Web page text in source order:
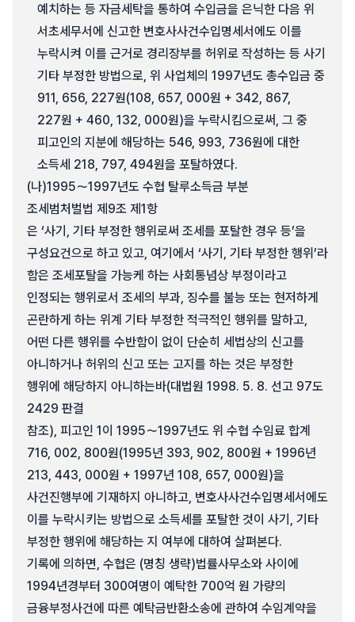
예치하는 등 자금세탁을 통하여 수입금을 은닉한 다음 위
서초세무서에 신고한 변호사사건수입명세서에도 이를
누락시켜 이를 근거로 경리장부를 허위로 작성하는 등 사기
기타 부정한 방법으로, 위 사업체의 1997년도 총수입금 중
911, 656, 227원(108, 657, 000원 + 342, 867,
227원 + 460, 132, 000원)을 누락시킴으로써, 그 중
피고인의 지분에 해당하는 546, 993, 736원에 대한
소득세 218, 797, 494원을 포탈하였다.
(나)1995～1997년도 수협 탈루소득금 부분
조세범처벌법 제9조 제1항
은 ‘사기, 기타 부정한 행위로써 조세를 포탈한 경우 등’을
구성요건으로 하고 있고, 여기에서 ‘사기, 기타 부정한 행위’라
함은 조세포탈을 가능케 하는 사회통념상 부정이라고
인정되는 행위로서 조세의 부과, 징수를 불능 또는 현저하게
곤란하게 하는 위계 기타 부정한 적극적인 행위를 말하고,
어떤 다른 행위를 수반함이 없이 단순히 세법상의 신고를
아니하거나 허위의 신고 또는 고지를 하는 것은 부정한
행위에 해당하지 아니하는바(대법원 1998. 5. 8. 선고 97도
2429 판결
참조), 피고인 1이 1995～1997년도 위 수협 수임료 합계
716, 002, 800원(1995년 393, 902, 800원 + 1996년
213, 443, 000원 + 1997년 108, 657, 000원)을
사건진행부에 기재하지 아니하고, 변호사사건수입명세서에도
이를 누락시키는 방법으로 소득세를 포탈한 것이 사기, 기타
부정한 행위에 해당하는 지 여부에 대하여 살펴본다.
기록에 의하면, 수협은 (명칭 생략)법률사무소와 사이에
1994년경부터 300여명이 예탁한 700억 원 가량의
금융부정사건에 따른 예탁금반환소송에 관하여 수임계약을